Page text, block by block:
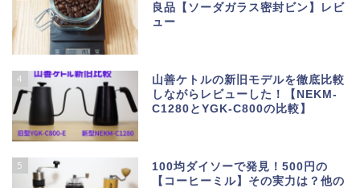
良品【ソーダガラス密封ビン】レビ
ュー
4
山善ケトルの新旧モデルを徹底比較
しながらレビューした！【NEKM-
C1280とYGK-C800の比較】
5
100均ダイソーで発見！500円の
【コーヒーミル】その実力は？他の